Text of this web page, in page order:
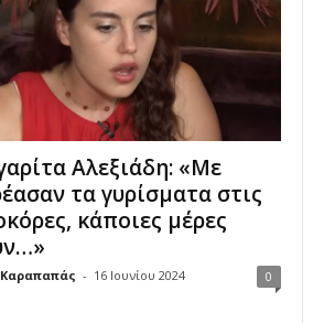
Αλεξιάδη: «Με
τα γυρίσματα στις
κάποιες μέρες
- 16 Ιουνίου 2024 0